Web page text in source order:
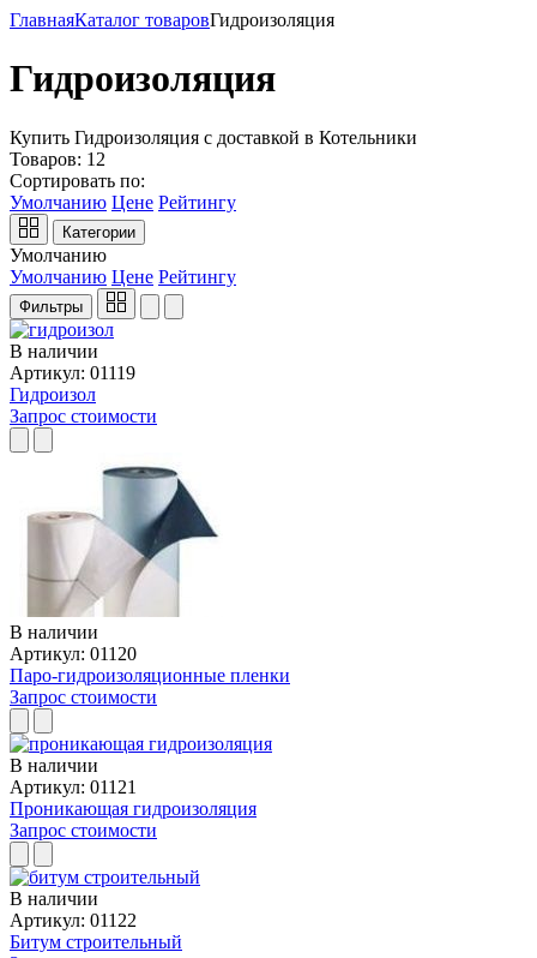
ГлавнаяКаталог товаровГидроизоляция
Гидроизоляция
Купить Гидроизоляция с доставкой в Котельники
Товаров: 12
Сортировать по:
Умолчанию Цене Рейтингу
Категории
Умолчанию
Умолчанию Цене Рейтингу
Фильтры
В наличии
Артикул: 01119
Гидроизол
Запрос стоимости
В наличии
Артикул: 01120
Паро-гидроизоляционные пленки
Запрос стоимости
В наличии
Артикул: 01121
Проникающая гидроизоляция
Запрос стоимости
В наличии
Артикул: 01122
Битум строительный